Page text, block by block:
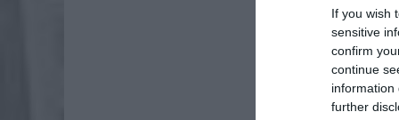
If you wish
sensitive
confirm
continue
information
further